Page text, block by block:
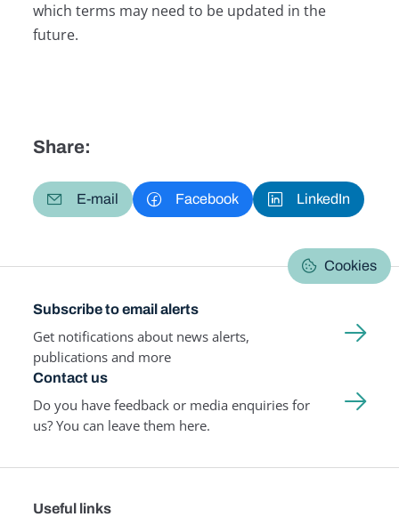
which terms may need to be updated in the
future.
Share:
E-mail Facebook LinkedIn
Cookies
Subscribe to email alerts
Get notifications about news alerts,
publications and more
Contact us
Do you have feedback or media enquiries for
us? You can leave them here.
Useful links